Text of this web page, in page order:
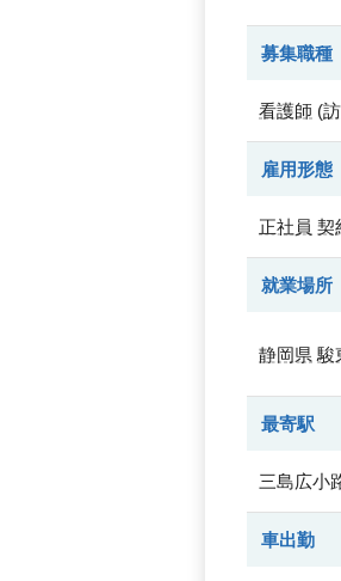
募集職種
看護師 (
雇用形態
正社員 契
就業場所
静岡県 駿
最寄駅
三島広小
車出勤